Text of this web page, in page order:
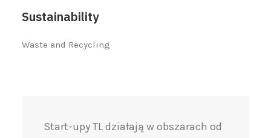
Sustainability
Waste and Recycling
Start-upy TL działają w obszarach od